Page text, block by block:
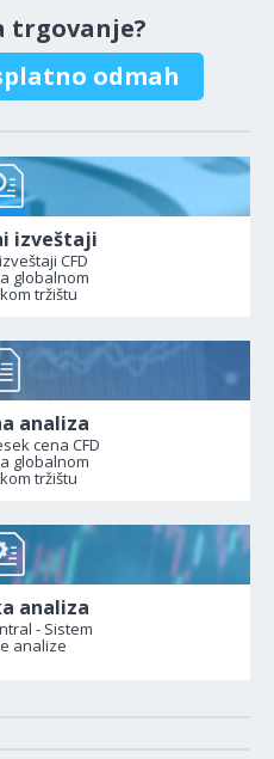
trgovanje?
odmah
izveštaji
CFD
globalnom
tržištu
analiza
cena CFD
globalnom
tržištu
analiza
- Sistem
analize